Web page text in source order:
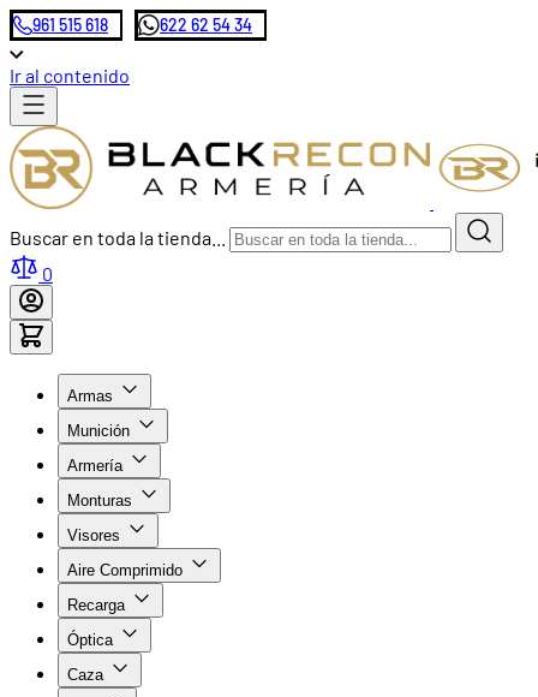
961 515 618 622 62 54 34
Ir al contenido
Buscar en toda la tienda...
0
Armas
Munición
Armería
Monturas
Visores
Aire Comprimido
Recarga
Óptica
Caza